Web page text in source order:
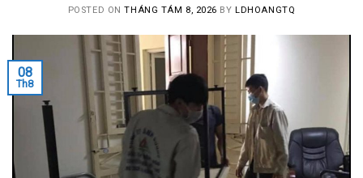
POSTED ONTHÁNG TÁM 8, 2026 BYLDHOANGTQ
08
Th8